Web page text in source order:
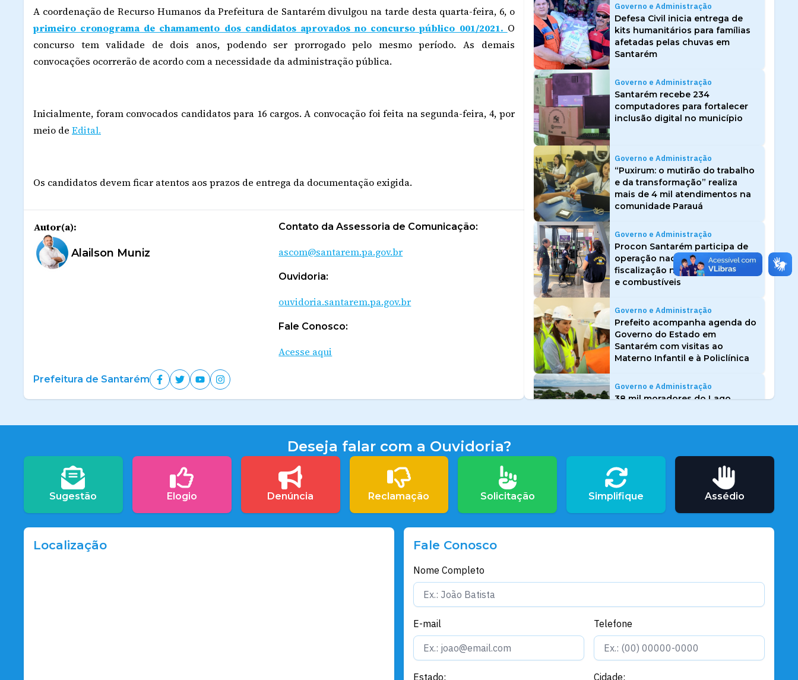
A coordenação de Recurso Humanos da Prefeitura de Santarém divulgou na tarde desta quarta-feira, 6, o
primeiro cronograma de chamamento dos candidatos aprovados no concurso público 001/2021. O
concurso tem validade de dois anos, podendo ser prorrogado pelo mesmo período. As demais
convocações ocorrerão de acordo com a necessidade da administração pública.
Inicialmente, foram convocados candidatos para 16 cargos. A convocação foi feita na segunda-feira, 4, por
meio de Edital.
Os candidatos devem ficar atentos aos prazos de entrega da documentação exigida.
Autor(a):
Alailson Muniz
Contato da Assessoria de Comunicação:
ascom@santarem.pa.gov.br
Ouvidoria:
ouvidoria.santarem.pa.gov.br
Fale Conosco:
Acesse aqui
Prefeitura de Santarém
Governo e Administração
Defesa Civil inicia entrega de
kits humanitários para famílias
afetadas pelas chuvas em
Santarém
Governo e Administração
Santarém recebe 234
computadores para fortalecer
inclusão digital no município
Governo e Administração
“Puxirum: o mutirão do trabalho
e da transformação” realiza
mais de 4 mil atendimentos na
comunidade Parauá
Governo e Administração
Procon Santarém participa de
operação nacional e reforça
fiscalização no comércio de gás
e combustíveis
Governo e Administração
Prefeito acompanha agenda do
Governo do Estado em
Santarém com visitas ao
Materno Infantil e à Policlínica
Governo e Administração
38 mil moradores do Lago
Governo e Administração
Mulheres são homenageadas
com serviços gratuitos de saúde,
beleza e cidadania
Santarém se prepara para viver
um Natal de encontros, cultura,
solidariedade e espetáculo
Deseja falar com a Ouvidoria?
Sugestão Elogio Denúncia Reclamação Solicitação Simplifique Assédio
Localização Fale Conosco
Nome Completo
E-mail Telefone
Estado: Cidade: